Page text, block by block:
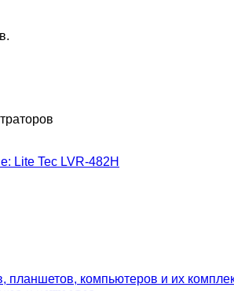
Lite Tec LVR-482H
планшетов, компьютеров и их